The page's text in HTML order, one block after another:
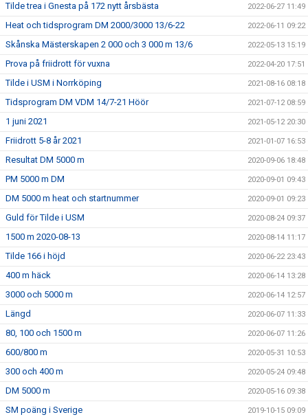
Tilde trea i Gnesta på 172 nytt årsbästa 2022-06-27 11:49
Heat och tidsprogram DM 2000/3000 13/6-22 2022-06-11 09:22
Skånska Mästerskapen 2 000 och 3 000 m 13/6 2022-05-13 15:19
Prova på friidrott för vuxna 2022-04-20 17:51
Tilde i USM i Norrköping 2021-08-16 08:18
Tidsprogram DM VDM 14/7-21 Höör 2021-07-12 08:59
1 juni 2021 2021-05-12 20:30
Friidrott 5-8 år 2021 2021-01-07 16:53
Resultat DM 5000 m 2020-09-06 18:48
PM 5000 m DM 2020-09-01 09:43
DM 5000 m heat och startnummer 2020-09-01 09:23
Guld för Tilde i USM 2020-08-24 09:37
1500 m 2020-08-13 2020-08-14 11:17
Tilde 166 i höjd 2020-06-22 23:43
400 m häck 2020-06-14 13:28
3000 och 5000 m 2020-06-14 12:57
Längd 2020-06-07 11:33
80, 100 och 1500 m 2020-06-07 11:26
600/800 m 2020-05-31 10:53
300 och 400 m 2020-05-24 09:48
DM 5000 m 2020-05-16 09:38
SM poäng i Sverige 2019-10-15 09:09